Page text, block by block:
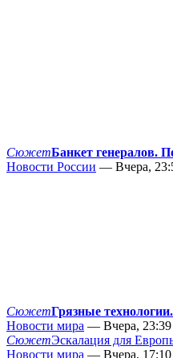
СюжетБанкет генералов.
Новости России — Вчера,
СюжетГрязные
Новости мира — Вчера, 23:39
СюжетЭскалация для
Новости мира — Вчера, 17:10